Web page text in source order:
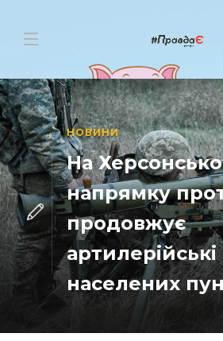
НОВИНИ
На
напрямку
продовжує
населених